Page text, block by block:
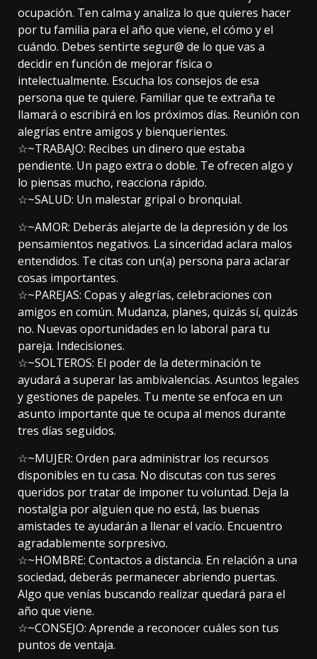
ocupación. Ten calma y analiza lo que quieres hacer
por tu familia para el año que viene, el cómo y el
cuándo. Debes sentirte segur@ de lo que vas a
decidir en función de mejorar física o
intelectualmente. Escucha los consejos de esa
persona que te quiere. Familiar que te extraña te
llamará o escribirá en los próximos días. Reunión con
alegrías entre amigos y bienquerientes.
☆~TRABAJO: Recibes un dinero que estaba
pendiente. Un pago extra o doble. Te ofrecen algo y
lo piensas mucho, reacciona rápido.
☆~SALUD: Un malestar gripal o bronquial.
☆~AMOR: Deberás alejarte de la depresión y de los
pensamientos negativos. La sinceridad aclara malos
entendidos. Te citas con un(a) persona para aclarar
cosas importantes.
☆~PAREJAS: Copas y alegrías, celebraciones con
amigos en común. Mudanza, planes, quizás sí, quizás
no. Nuevas oportunidades en lo laboral para tu
pareja. Indecisiones.
☆~SOLTEROS: El poder de la determinación te
ayudará a superar las ambivalencias. Asuntos legales
y gestiones de papeles. Tu mente se enfoca en un
asunto importante que te ocupa al menos durante
tres días seguidos.
☆~MUJER: Orden para administrar los recursos
disponibles en tu casa. No discutas con tus seres
queridos por tratar de imponer tu voluntad. Deja la
nostalgia por alguien que no está, las buenas
amistades te ayudarán a llenar el vacío. Encuentro
agradablemente sorpresivo.
☆~HOMBRE: Contactos a distancia. En relación a una
sociedad, deberás permanecer abriendo puertas.
Algo que venías buscando realizar quedará para el
año que viene.
☆~CONSEJO: Aprende a reconocer cuáles son tus
puntos de ventaja.